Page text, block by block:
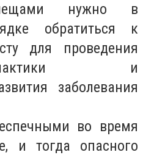
нужно в
обратиться к
для проведения
и
заболевания
во время
и тогда опасного